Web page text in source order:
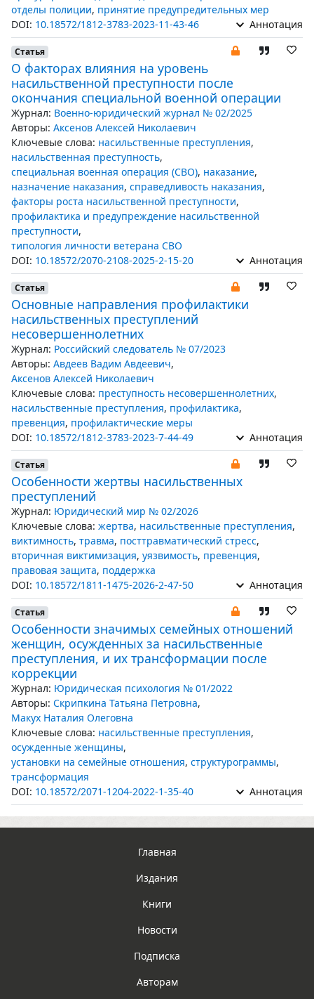
отделы полиции, принятие предупредительных мер
DOI: 10.18572/1812-3783-2023-11-43-46 Аннотация
Статья
О факторах влияния на уровень
насильственной преступности после
окончания специальной военной операции
Журнал: Военно-юридический журнал № 02/2025
Авторы: Аксенов Алексей Николаевич
Ключевые слова: насильственные преступления,
насильственная преступность,
специальная военная операция (СВО), наказание,
назначение наказания, справедливость наказания,
факторы роста насильственной преступности,
профилактика и предупреждение насильственной
преступности,
типология личности ветерана СВО
DOI: 10.18572/2070-2108-2025-2-15-20 Аннотация
Статья
Основные направления профилактики
насильственных преступлений
несовершеннолетних
Журнал: Российский следователь № 07/2023
Авторы: Авдеев Вадим Авдеевич,
Аксенов Алексей Николаевич
Ключевые слова: преступность несовершеннолетних,
насильственные преступления, профилактика,
превенция, профилактические меры
DOI: 10.18572/1812-3783-2023-7-44-49 Аннотация
Статья
Особенности жертвы насильственных
преступлений
Журнал: Юридический мир № 02/2026
Ключевые слова: жертва, насильственные преступления,
виктимность, травма, посттравматический стресс,
вторичная виктимизация, уязвимость, превенция,
правовая защита, поддержка
DOI: 10.18572/1811-1475-2026-2-47-50 Аннотация
Статья
Особенности значимых семейных отношений
женщин, осужденных за насильственные
преступления, и их трансформации после
коррекции
Журнал: Юридическая психология № 01/2022
Авторы: Скрипкина Татьяна Петровна,
Макух Наталия Олеговна
Ключевые слова: насильственные преступления,
осужденные женщины,
установки на семейные отношения, структурограммы,
трансформация
DOI: 10.18572/2071-1204-2022-1-35-40 Аннотация
Главная
Издания
Книги
Новости
Подписка
Авторам